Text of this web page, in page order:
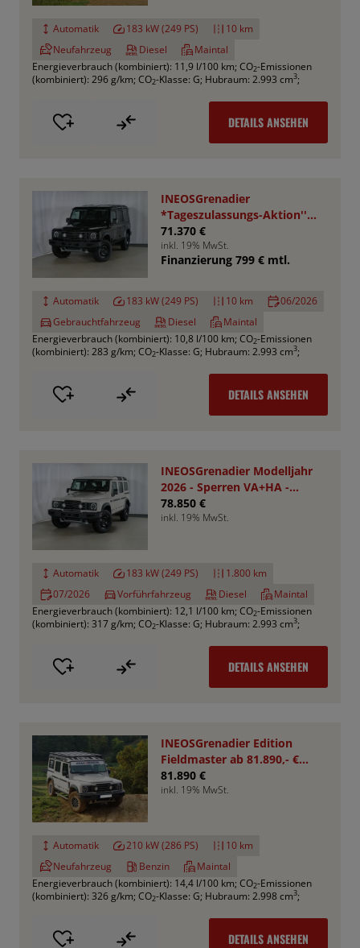
Automatik 183 kW (249 PS)
10 km
Neufahrzeug
Diesel
Maintal
Energieverbrauch (kombiniert): 11,9 l/100 km; CO2-Emissionen
(kombiniert): 296 g/km; CO2-Klasse: G; Hubraum: 2.993 cm3;
DETAILS ANSEHEN
INEOSGrenadier
*Tageszulassungs-Aktion''
UPE : 78.050,- €
71.370 €
inkl. 19% MwSt.
Finanzierung 799 € mtl.
Automatik 183 kW (249 PS) 10 km
06/2026
Gebrauchtfahrzeug
Diesel
Maintal
Energieverbrauch (kombiniert): 10,8 l/100 km; CO2-Emissionen
(kombiniert): 283 g/km; CO2-Klasse: G; Hubraum: 2.993 cm3;
DETAILS ANSEHEN
INEOSGrenadier Modelljahr
2026 - Sperren VA+HA -
Smooth Pack
78.850 €
inkl. 19% MwSt.
Automatik 183 kW (249 PS)
1.800 km
07/2026
Vorführfahrzeug Diesel
Maintal
Energieverbrauch (kombiniert): 12,1 l/100 km; CO2-Emissionen
(kombiniert): 317 g/km; CO2-Klasse: G; Hubraum: 2.993 cm3;
DETAILS ANSEHEN
INEOSGrenadier Edition
Fieldmaster ab 81.890,- €
*Bestellfahrzeug*
81.890 €
inkl. 19% MwSt.
Automatik 210 kW (286 PS)
10 km
Neufahrzeug
Benzin
Maintal
Energieverbrauch (kombiniert): 14,4 l/100 km; CO2-Emissionen
(kombiniert): 326 g/km; CO2-Klasse: G; Hubraum: 2.998 cm3;
DETAILS ANSEHEN